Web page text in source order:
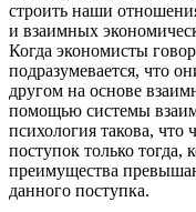
строить наши
и взаимных
Когда экономисты
подразумевается, что
другом на основе
помощью системы
психология такова, что
поступок только тогда,
преимущества
данного поступка.